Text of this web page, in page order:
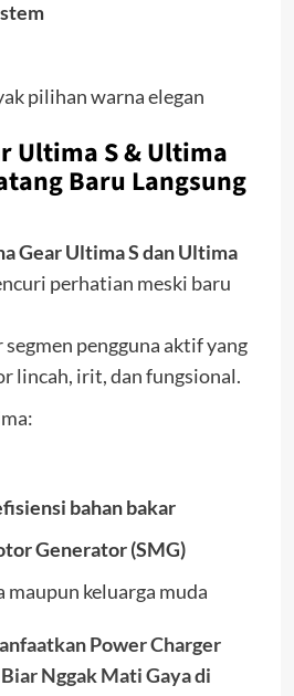
pilihan warna elegan
Ultima S & Ultima
Baru Langsung
Gear Ultima S dan Ultima
perhatian meski baru
pengguna aktif yang
lincah, irit, dan fungsional.
bahan bakar
Generator (SMG)
keluarga muda
Power Charger
Nggak Mati Gaya di